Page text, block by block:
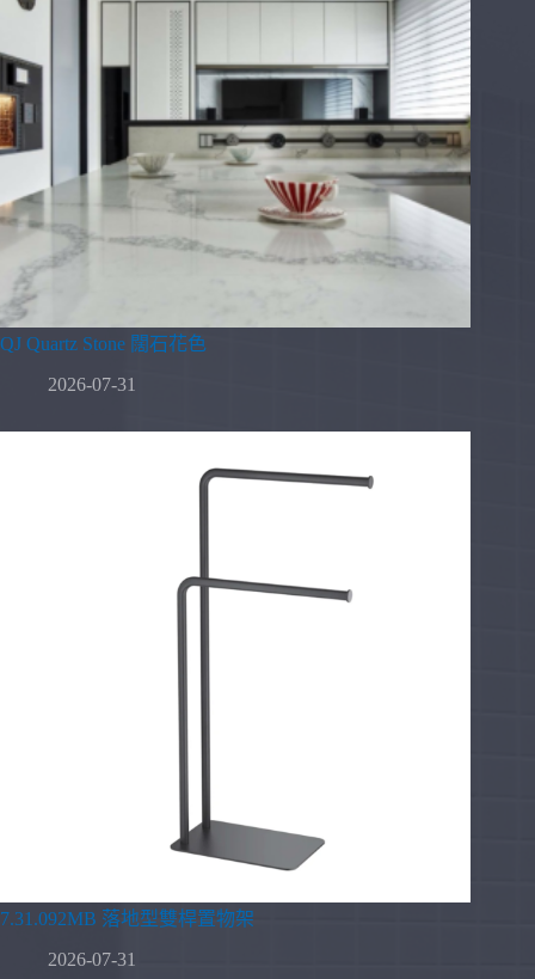
QJ Quartz Stone 闊石花色
2026-07-31
7.31.092MB 落地型雙桿置物架
2026-07-31